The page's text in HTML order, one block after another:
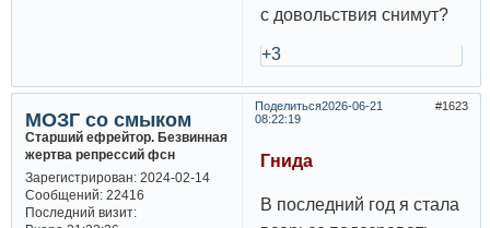
с довольствия снимут?
+3
Поделиться 1623
2026-06-21
08:22:19
МОЗГ со смыком
Старший ефрейтор. Безвинная
жертва репрессий фсн
Зарегистрирован: 2024-02-14
Сообщений:22416
Последний визит:
Гнида
В последний год я стала